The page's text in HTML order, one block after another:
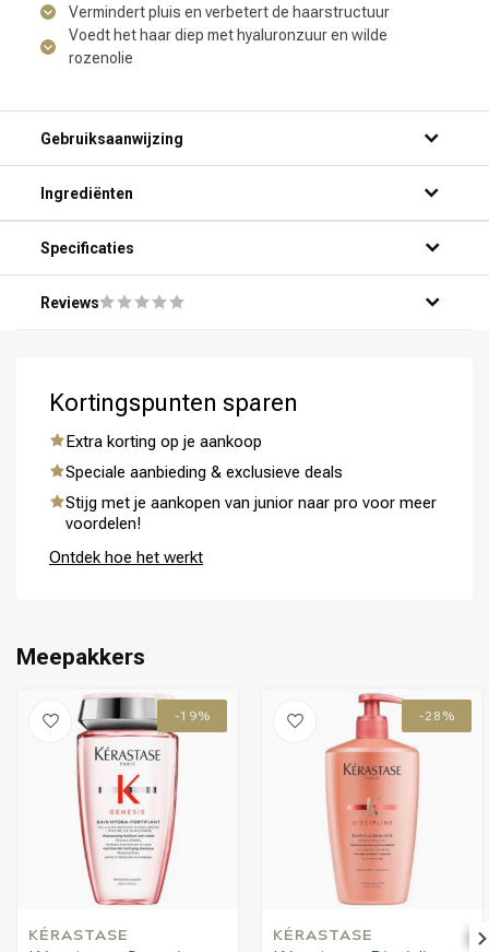
Omvorming CombiDeals
Vermindert pluis en verbetert de haarstructuur
Voedt het haar diep met hyaluronzuur en wilde
rozenolie
Gebruiksaanwijzing
Ingrediënten
Specificaties
Reviews
Kortingspunten sparen
Extra korting op je aankoop
Speciale aanbieding & exclusieve deals
Stijg met je aankopen van junior naar pro voor meer
voordelen!
Ontdek hoe het werkt
Meepakkers
-19%
KÉRASTASE
-28%
KÉRASTASE